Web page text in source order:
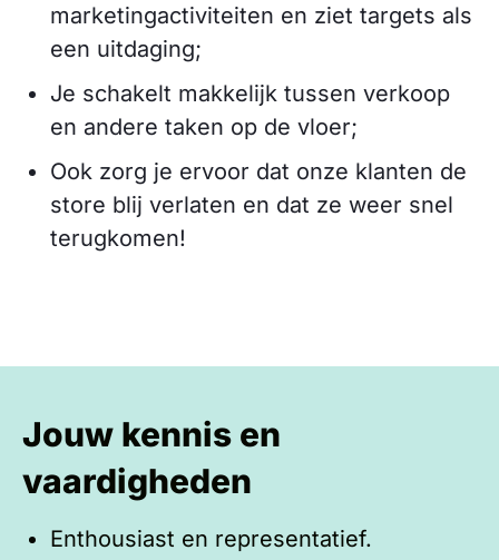
marketingactiviteiten en ziet targets als
een uitdaging;
Je schakelt makkelijk tussen verkoop
en andere taken op de vloer;
Ook zorg je ervoor dat onze klanten de
store blij verlaten en dat ze weer snel
terugkomen!
Jouw kennis en
vaardigheden
Enthousiast en representatief.